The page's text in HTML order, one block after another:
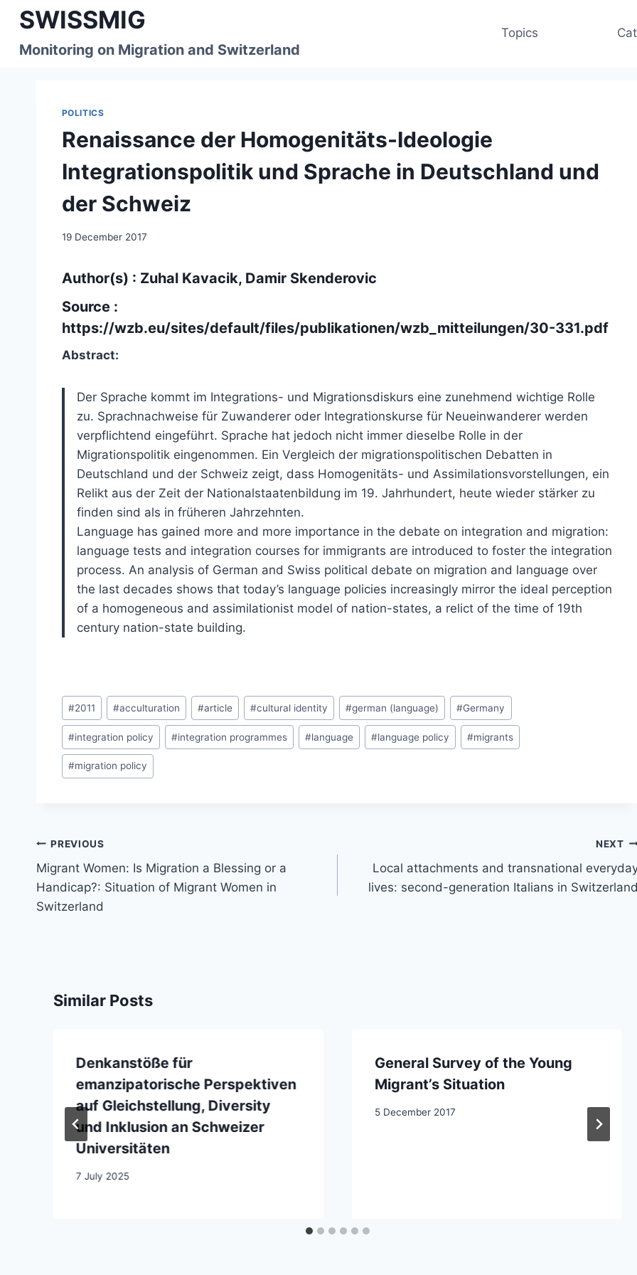
Skip
content
SWISSMIG
Monitoring on Migration and Switzerland
Topics
POLITICS
Renaissance der Homogenitäts-Ideologie
Integrationspolitik und Sprache in Deutschland und
der Schweiz
19 December 2017
Author(s) : Zuhal Kavacik, Damir Skenderovic
Source :
https://wzb.eu/sites/default/files/publikationen/wzb_mitteilungen/30-331.pdf
Abstract:
Der Sprache kommt im Integrations- und Migrationsdiskurs eine zunehmend wichtige Rolle
zu. Sprachnachweise für Zuwanderer oder Integrationskurse für Neueinwanderer werden
verpflichtend eingeführt. Sprache hat jedoch nicht immer dieselbe Rolle in der
Migrationspolitik eingenommen. Ein Vergleich der migrationspolitischen Debatten in
Deutschland und der Schweiz zeigt, dass Homogenitäts- und Assimilationsvorstellungen, ein
Relikt aus der Zeit der Nationalstaatenbildung im 19. Jahrhundert, heute wieder stärker zu
finden sind als in früheren Jahrzehnten.
Language has gained more and more importance in the debate on integration and migration:
language tests and integration courses for immigrants are introduced to foster the integration
process. An analysis of German and Swiss political debate on migration and language over
the last decades shows that today’s language policies increasingly mirror the ideal perception
of a homogeneous and assimilationist model of nation-states, a relict of the time of 19th
century nation-state building.
Post
Tags:
#2011 #acculturation #article #cultural identity #german (language) #Germany
#integration policy #integration programmes #language #language policy #migrants
#migration policy
Post
navigation
PREVIOUS
Migrant Women: Is Migration a Blessing or a
Handicap?: Situation of Migrant Women in
Switzerland
NEXT
Local attachments and transnational
lives: second-generation Italians in
Similar Posts
Denkanstöße für
emanzipatorische Perspektiven
auf Gleichstellung, Diversity
und Inklusion an Schweizer
Universitäten
7 July 2025
General Survey of the Young
Migrant’s Situation
5 December 2017